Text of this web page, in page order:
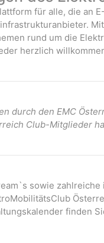
für alle, die an
rund um die
herzlich
durch den EMC
Club-Mitglieder
sowie
finden